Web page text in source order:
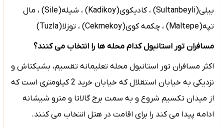
بیلی(Sultanbeyli) ، کادیکوی(Kadikoy) ، شیله(Sile) ، مال
تپه(Maltepe) ، چکمه کوی(Cekmekoy) ، توزلا(Tuzla
)
مسافران تور استانبول کدام محله ها را انتخاب می کنند؟
اکثر مسافران تور استانبول محله تعلیمانه تقسیم، بشیکتاش و
نزدیکی به خیابان استقلال که خیابان خرید 2 کیلومتری است که
از میدان تکسیم شروع و به سمت برج گالاتا و مترو شیشانه
ادامه پیدا می کند را برای اقامت در هتل انتخاب می کنند.